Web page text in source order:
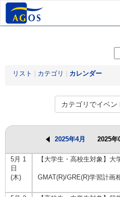
リスト カテゴリ カレンダー
カテゴリでイベン
2025年4月 2025年
5月 1
日
(木)
【大学生・高校生対象】
GMAT(R)/GRE(R)学習計画